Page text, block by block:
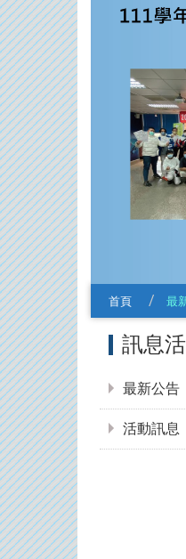
首頁 最
訊息
最新公告
活動訊息